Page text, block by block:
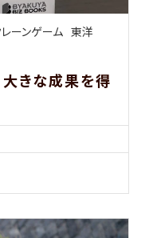
ーンゲーム 東洋
きな成果を得